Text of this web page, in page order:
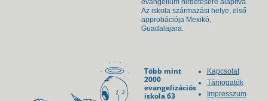
evangélium hirdetésére alapítva.
Az iskola származási helye, első
approbációja Mexikó,
Guadalajara.
Több mint
2000
evangelizációs
iskola 63
Kapcsolat
Támogatók
Impresszum